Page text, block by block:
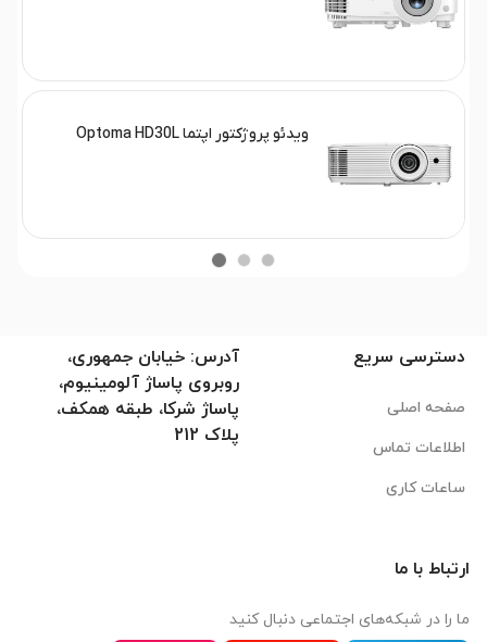
ویدئو پروژکتور اپتما Optoma HD30L
دسترسی سریع
صفحه اصلی
اطلاعات تماس
ساعات کاری
آدرس: خیابان جمهوری،
روبروی پاساژ آلومینیوم،
پاساژ شرکا، طبقه همکف،
پلاک 212
ارتباط با ما
ما را در شبکه‌های اجتماعی دنبال کنید